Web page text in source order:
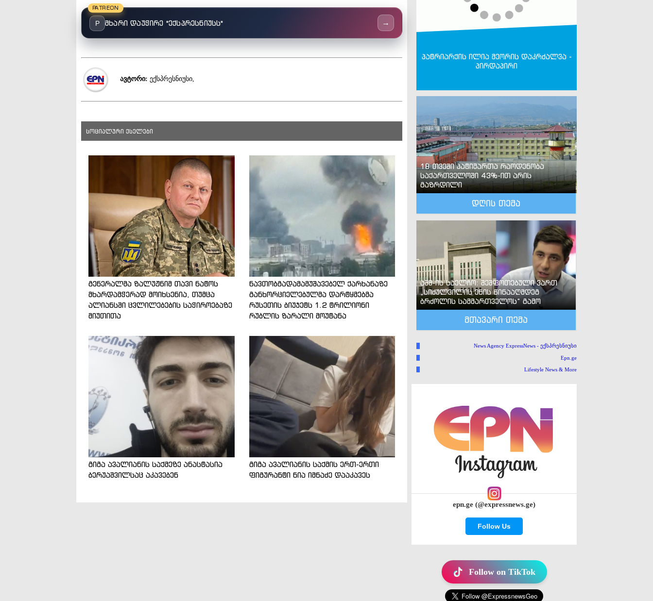
PATREON
P მხარი დაუჭირე "ექსპრესნიუსს" →
ავტორი: ექსპრესნიუსი,
სოციალური ქსელები
გენერალმა ზალუჟნიმ თავი ნატოს
მხარდამჭერად მოიხსენია, თუმცა
ალიანსში ცვლილებების საჭიროებაზე
მიუთითა
ნავთობგადამამუშავებელ ქარხანაზე
განხორციელებულმა დარტყმებმა
რუსეთის ბიუჯეტს 1.2 ტრილიონი
რუბლის ზარალი მოუტანა
გიგა ავალიანის საქმეზე ანასტასია
ბერუაშვილსაც აკავებენ
გიგა ავალიანის საქმის ერთ-ერთი
ფიგურანტი ნია იმნაძე დააკავეს
პატრიარქის ილია მეორის დაკრძალვა -
პირდაპირი
18 თვეში პატიმართა რაოდენობა
საქართველოში 43%-ით არის
გაზრდილი
დღის თემა
აშშ-ის საელჩო: შეშფოთებული ვართ
„სიძულვილის ენის წინააღმდეგ
ბრძოლის სამმართველოს“ გამო
მთავარი თემა
News Agency ExpressNews - ექსპრესნიუსი
Epn.ge
Lifestyle News & More
epn.ge (@expressnews.ge)
Follow Us
Follow on TikTok